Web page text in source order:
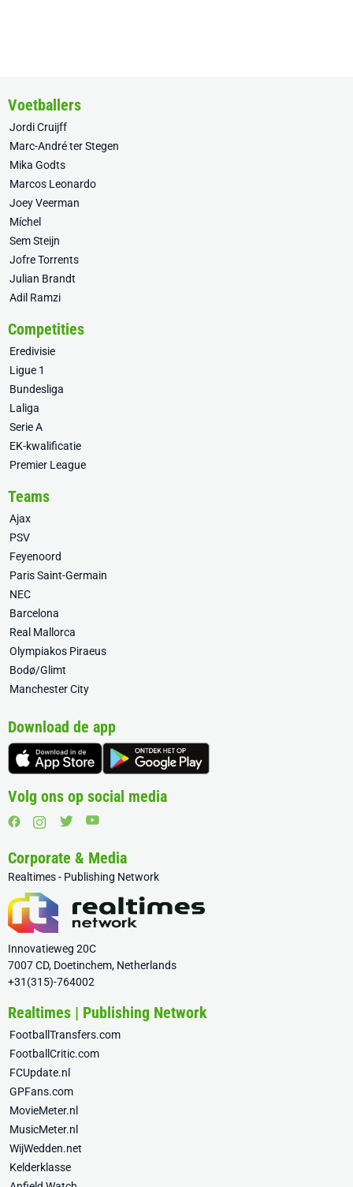
Voetballers
Jordi Cruijff
Marc-André ter Stegen
Mika Godts
Marcos Leonardo
Joey Veerman
Míchel
Sem Steijn
Jofre Torrents
Julian Brandt
Adil Ramzi
Competities
Eredivisie
Ligue 1
Bundesliga
Laliga
Serie A
EK-kwalificatie
Premier League
Teams
Ajax
PSV
Feyenoord
Paris Saint-Germain
NEC
Barcelona
Real Mallorca
Olympiakos Piraeus
Bodø/Glimt
Manchester City
Download de app
Volg ons op social media
Corporate & Media
Realtimes - Publishing Network
Innovatieweg 20C
7007 CD, Doetinchem, Netherlands
+31(315)-764002
Realtimes | Publishing Network
FootballTransfers.com
FootballCritic.com
FCUpdate.nl
GPFans.com
MovieMeter.nl
MusicMeter.nl
WijWedden.net
Kelderklasse